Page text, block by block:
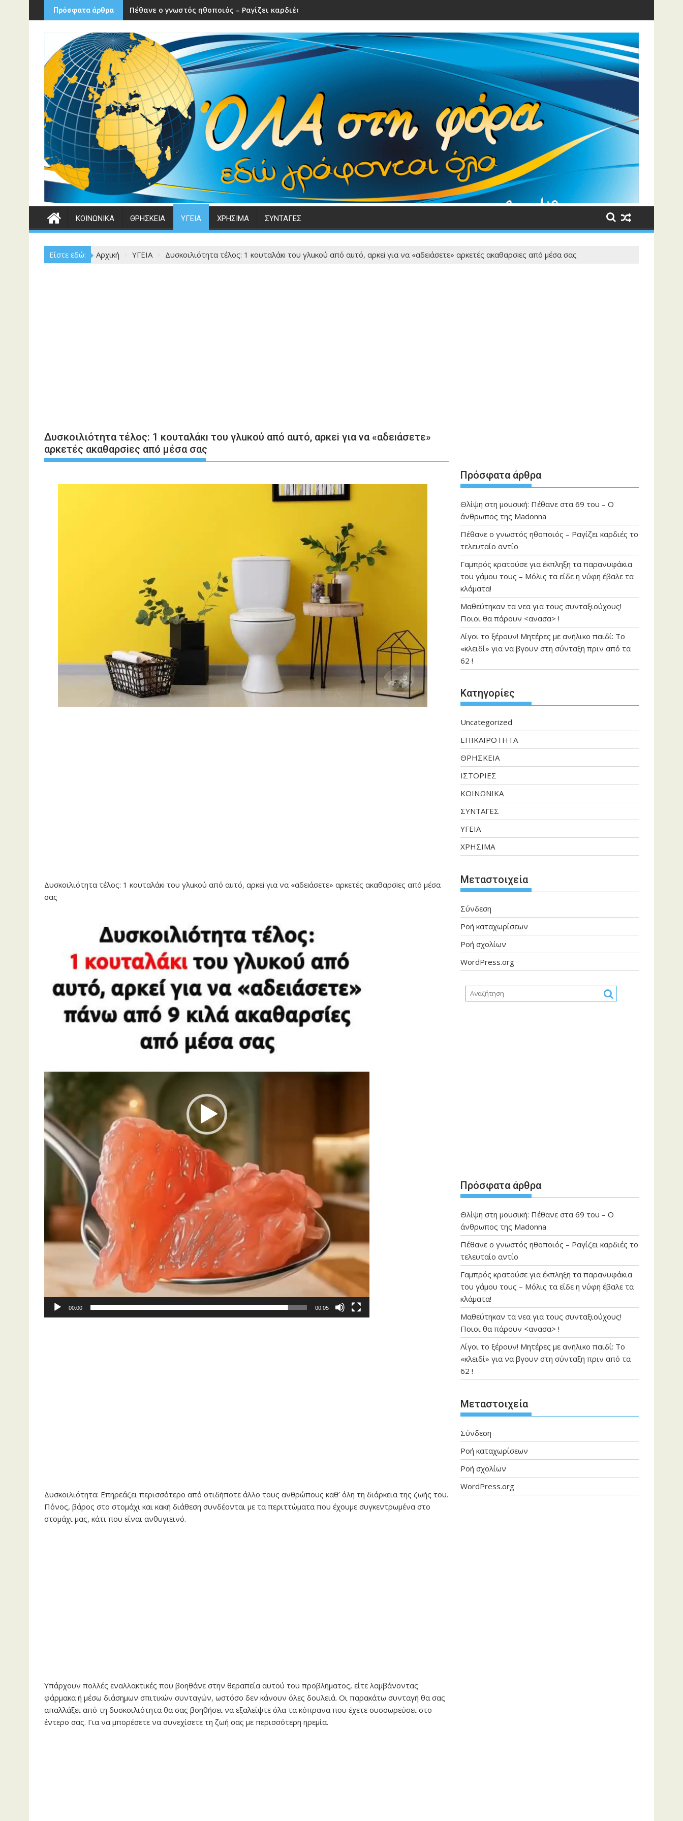
Περάστε
στο
περιεχόμενο
Πρόσφατα άρθρα Πέθανε ο γνωστός ηθοποιός – Ραγίζει καρδιές το τελευταίο αντίο
ΚΟΙΝΩΝΙΚΑ ΘΡΗΣΚΕΙΑ ΥΓΕΙΑ ΧΡΗΣΙΜΑ ΣΥΝΤΑΓΕΣ
Είστε εδώ: Αρχική ΥΓΕΙΑ Δυσκοιλιότητα τέλος: 1 κουταλάκı του γλuκού από αuτό, αρκεi για να «αδεıάσετε» αρκετές ακαθαρσiες απó μέσα σας
Δυσκοιλιότητα τέλος: 1 κουταλάκı του γλuκού από αuτό, αρκεi για να «αδεıάσετε»
αρκετές ακαθαρσiες απó μέσα σας
Δυσκοιλιότητα τέλος: 1 κουταλάκı του γλuκού από αuτό, αρκεi για να «αδεıάσετε» αρκετές ακαθαρσiες απó μέσα
σας
00:00 00:05
Δυσκοιλιότητα: Επηρεάζει περισσότερο από οτιδήποτε άλλο τους ανθρώπους καθ’ όλη τη διάρκεια της ζωής του.
Πόνος, βάρος στο στομάχι και κακή διάθεση συνδέονται με τα περιττώματα που έχουμε συγκεντρωμένα στο
στομάχι μας, κάτι που είναι ανθυγιεινό.
Υπάρχουν πολλές εναλλακτικές που βοηθάνε στην θεραπεία αυτού του προβλήματος, είτε λαμβάνοντας
φάρμακα ή μέσω διάσημων σπιτικών συνταγών, ωστόσο δεν κάνουν όλες δουλειά. Οι παρακάτω συνταγή θα σας
απαλλάξει από τη δυσκοιλιότητα θα σας βοηθήσει να εξαλείψτε όλα τα κόπρανα που έχετε συσσωρεύσει στο
έντερο σας. Για να μπορέσετε να συνεχίσετε τη ζωή σας με περισσότερη ηρεμία.
Πρόσφατα άρθρα
Θλίψη στη μουσική: Πέθανε στα 69 του – Ο
άνθρωπος της Madonna
Πέθανε ο γνωστός ηθοποιός – Ραγίζει καρδιές το
τελευταίο αντίο
Γαμπρός κρατούσε για έκπληξη τα παρανυφάκια
του γάμου τους – Μόλις τα είδε η νύφη έβαλε τα
κλάματα!
Μαθεύτηκαν τα νεα για τους συνταξιούχους!
Ποιοι θα πάρουν <ανασα> !
Λίγοι το ξέρουν! Μητέρες με ανήλικο παιδί: Το
«κλειδί» για να βγουν στη σύνταξη πριν από τα
62 !
Kατηγορίες
Uncategorized
ΕΠΙΚΑΙΡΟΤΗΤΑ
ΘΡΗΣΚΕΙΑ
ΙΣΤΟΡΙΕΣ
ΚΟΙΝΩΝΙΚΑ
ΣΥΝΤΑΓΕΣ
ΥΓΕΙΑ
ΧΡΗΣΙΜΑ
Μεταστοιχεία
Σύνδεση
Ροή καταχωρίσεων
Ροή σχολίων
WordPress.org
Πρόσφατα άρθρα
Θλίψη στη μουσική: Πέθανε στα 69 του – Ο
άνθρωπος της Madonna
Πέθανε ο γνωστός ηθοποιός – Ραγίζει καρδιές το
τελευταίο αντίο
Γαμπρός κρατούσε για έκπληξη τα παρανυφάκια
του γάμου τους – Μόλις τα είδε η νύφη έβαλε τα
κλάματα!
Μαθεύτηκαν τα νεα για τους συνταξιούχους!
Ποιοι θα πάρουν <ανασα> !
Λίγοι το ξέρουν! Μητέρες με ανήλικο παιδί: Το
«κλειδί» για να βγουν στη σύνταξη πριν από τα
62 !
Μεταστοιχεία
Σύνδεση
Ροή καταχωρίσεων
Ροή σχολίων
WordPress.org